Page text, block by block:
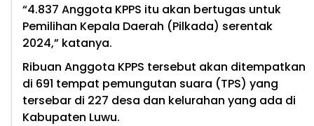
“4.837 Anggota KPPS itu akan bertugas untuk
Pemilihan Kepala Daerah (Pilkada) serentak
2024,” katanya.
Ribuan Anggota KPPS tersebut akan ditempatkan
di 691 tempat pemungutan suara (TPS) yang
tersebar di 227 desa dan kelurahan yang ada di
Kabupaten Luwu.